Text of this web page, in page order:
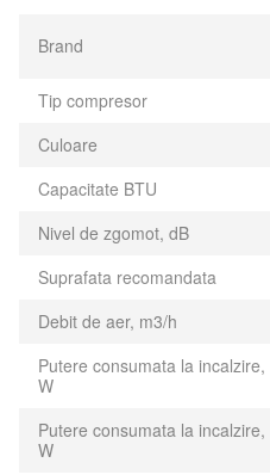
Brand
Tip compresor
Culoare
Capacitate BTU
Nivel de zgomot, dB
Suprafata recomandata
Debit de aer, m3/h
Putere consumata la incalzire,
W
Putere consumata la incalzire,
W